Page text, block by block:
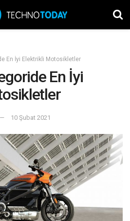
En İyi Elektrikli Motosikletler
En İyi
10 Şubat 2021